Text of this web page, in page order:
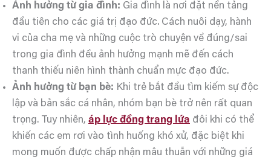
Ảnh hưởng từ gia đình: Gia đình là nơi đặt nền tảng
đầu tiên cho các giá trị đạo đức. Cách nuôi dạy, hành
vi của cha mẹ và những cuộc trò chuyện về đúng/sai
trong gia đình đều ảnh hưởng mạnh mẽ đến cách
thanh thiếu niên hình thành chuẩn mực đạo đức.
Ảnh hưởng từ bạn bè: Khi trẻ bắt đầu tìm kiếm sự độc
lập và bản sắc cá nhân, nhóm bạn bè trở nên rất quan
trọng. Tuy nhiên, áp lực đồng trang lứa đôi khi có thể
khiến các em rơi vào tình huống khó xử, đặc biệt khi
mong muốn được chấp nhận mâu thuẫn với những giá